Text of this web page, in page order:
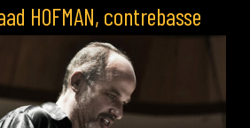
HOFMAN, contrebasse